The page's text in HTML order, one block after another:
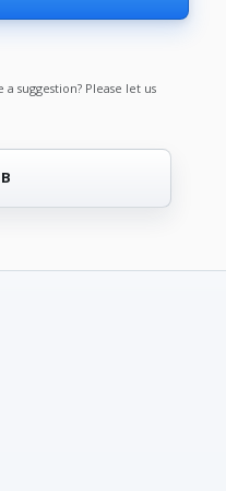
suggestion? Please let us